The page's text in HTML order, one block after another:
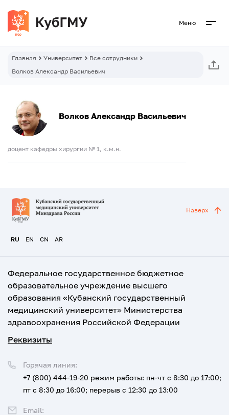
Меню
Главная Университет
Все сотрудники
Волков Александр Васильевич
Волков Александр Васильевич
доцент кафедры хирургии № 1, к.м.н.
RU EN CN AR
Наверх
Федеральное государственное бюджетное
образовательное учреждение высшего
образования «Кубанский государственный
медицинский университет» Министерства
здравоохранения Российской Федерации
Реквизиты
Горячая линия:
+7 (800) 444-19-20 режим работы: пн-чт с 8:30 до 17:00;
пт с 8:30 до 16:00; перерыв с 12:30 до 13:00
Email: